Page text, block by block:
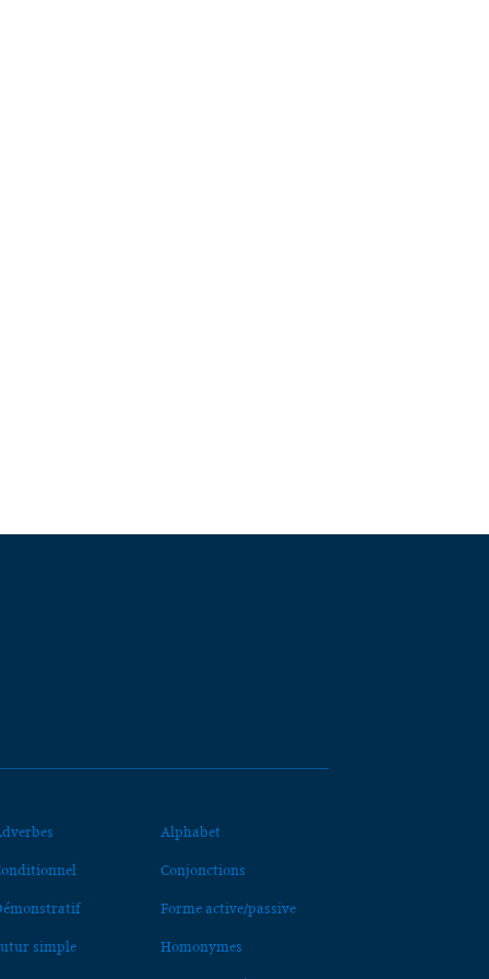
Alphabet
Conjonctions
Forme active/passive
simple Homonymes